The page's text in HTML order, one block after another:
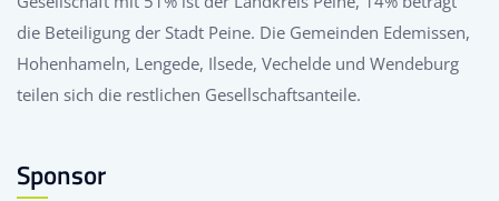
die Beteiligung der Stadt Peine. Die Gemeinden Edemissen,
Hohenhameln, Lengede, Ilsede, Vechelde und Wendeburg
teilen sich die restlichen Gesellschaftsanteile.
Sponsor